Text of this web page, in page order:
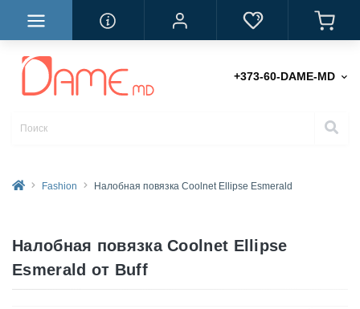
+373-60-DAME-MD
Fashion Налобная повязка Coolnet Ellipse Esmerald
Налобная повязка Coolnet Ellipse
Esmerald от Buff